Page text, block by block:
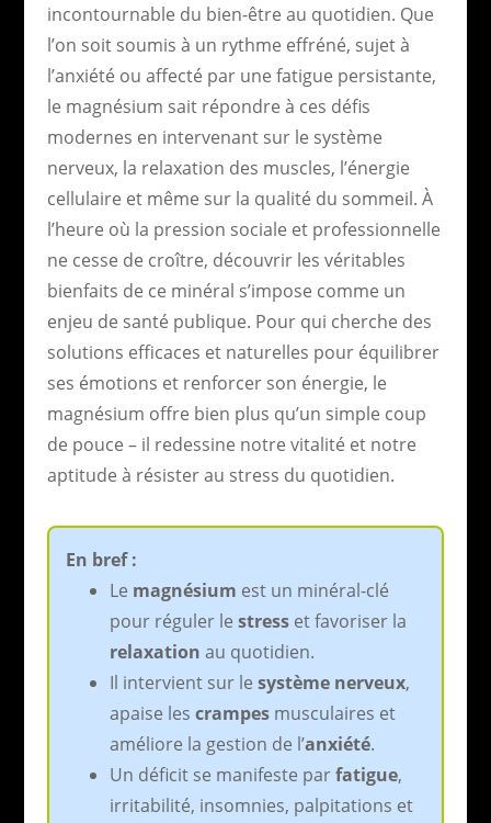
incontournable du bien-être au quotidien. Que
l’on soit soumis à un rythme effréné, sujet à
l’anxiété ou affecté par une fatigue persistante,
le magnésium sait répondre à ces défis
modernes en intervenant sur le système
nerveux, la relaxation des muscles, l’énergie
cellulaire et même sur la qualité du sommeil. À
l’heure où la pression sociale et professionnelle
ne cesse de croître, découvrir les véritables
bienfaits de ce minéral s’impose comme un
enjeu de santé publique. Pour qui cherche des
solutions efficaces et naturelles pour équilibrer
ses émotions et renforcer son énergie, le
magnésium offre bien plus qu’un simple coup
de pouce – il redessine notre vitalité et notre
aptitude à résister au stress du quotidien.
En bref :
Le magnésium est un minéral-clé
pour réguler le stresset favoriser la
relaxation au quotidien.
Il intervient sur le système nerveux,
apaise les crampesmusculaires et
améliore la gestion de l’anxiété.
Un déficit se manifeste parfatigue,
irritabilité, insomnies, palpitations et